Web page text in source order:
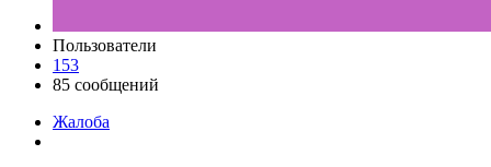
Пользователи
153
85 сообщений
Жалоба